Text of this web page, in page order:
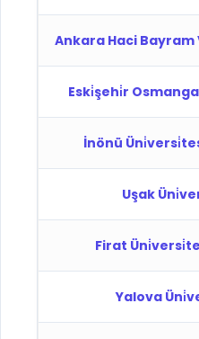
Ankara Haci
Eski̇şehi̇r
İnönü
Uşak
Firat
Yalova